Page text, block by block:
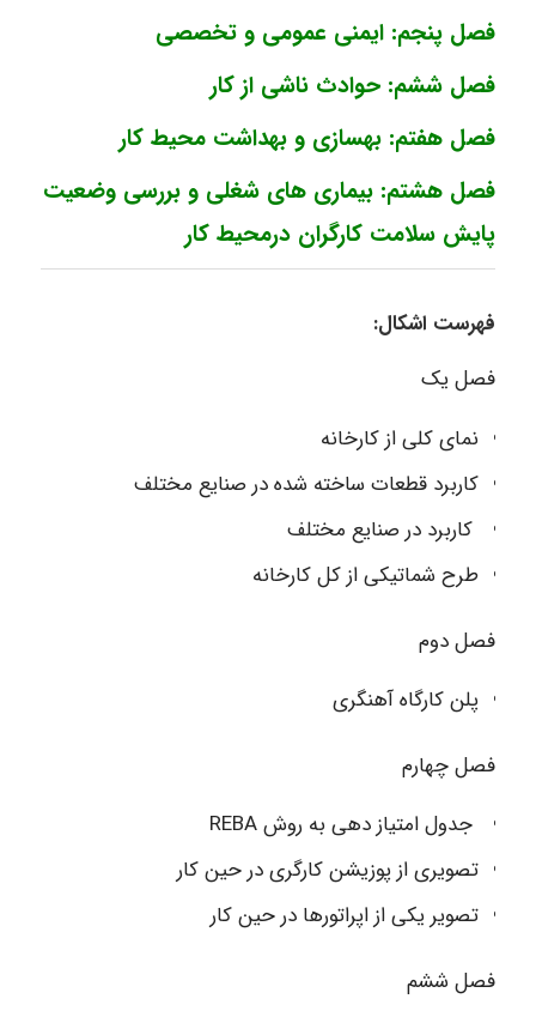
فصل پنجم: ایمنی عمومی و تخصصی
فصل ششم: حوادث ناشی از کار
فصل هفتم: بهسازی و بهداشت محیط کار
فصل هشتم: بیماری های شغلی و بررسی وضعیت
پایش سلامت کارگران درمحیط کار
فهرست اشکال:
فصل یک
نمای کلی از کارخانه
کاربرد قطعات ساخته شده در صنایع مختلف
کاربرد در صنایع مختلف
طرح شماتیکی از کل کارخانه
فصل دوم
پلن کارگاه آهنگری
فصل چهارم
جدول امتیاز دهی به روش REBA
تصویری از پوزیشن کارگری در حین کار
تصویر یکی از اپراتورها در حین کار
فصل ششم